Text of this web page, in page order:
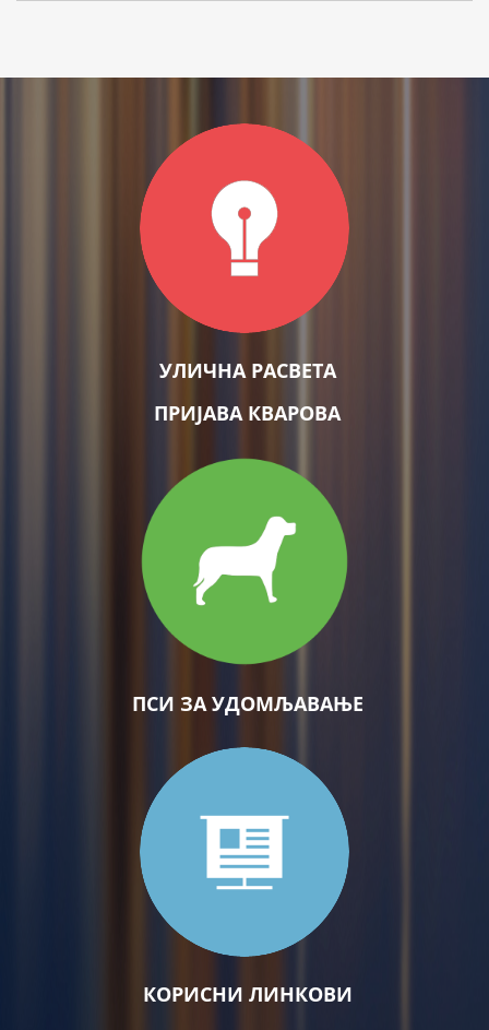
УЛИЧНА РАСВЕТА
ПРИЈАВА КВАРОВА
ПСИ ЗА УДОМЉАВАЊЕ
КОРИСНИ ЛИНКОВИ